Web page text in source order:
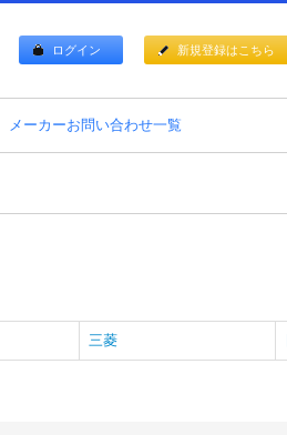
ログイン 新規登録はこちら
メーカーお問い合わせ一覧
三菱